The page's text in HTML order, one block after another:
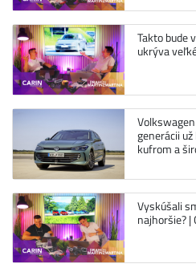
Takto bude
ukrýva
generácii
kufrom a
Vyskúšali
najhoršie? |